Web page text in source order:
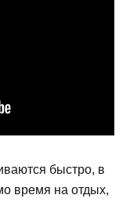
быстро, в
время на отдых,